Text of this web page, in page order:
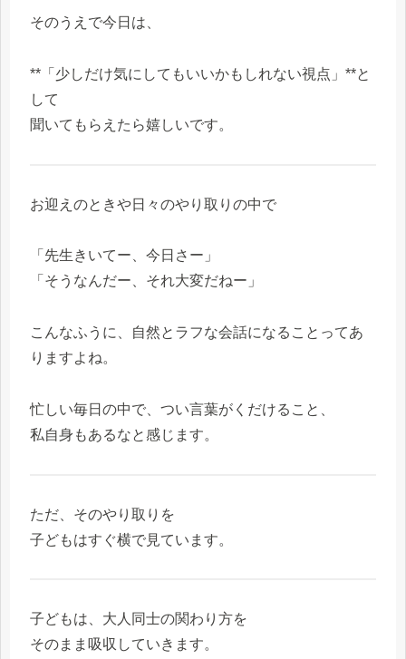
そのうえで今日は、
**「少しだけ気にしてもいいかもしれない視点」**と
して
聞いてもらえたら嬉しいです。
お迎えのときや日々のやり取りの中で
「先生きいてー、今日さー」
「そうなんだー、それ大変だねー」
こんなふうに、自然とラフな会話になることってあ
りますよね。
忙しい毎日の中で、つい言葉がくだけること、
私自身もあるなと感じます。
ただ、そのやり取りを
子どもはすぐ横で見ています。
子どもは、大人同士の関わり方を
そのまま吸収していきます。